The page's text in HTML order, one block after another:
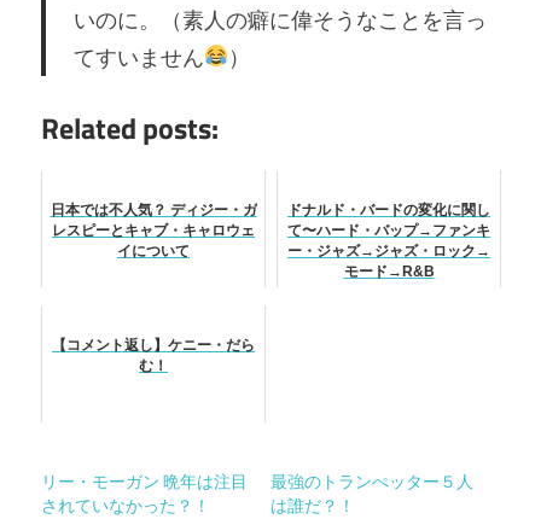
いのに。（素人の癖に偉そうなことを言っ
てすいません
）
Related posts:
日本では不人気？ ディジー・ガ
レスピーとキャブ・キャロウェ
イについて
ドナルド・バードの変化に関し
て〜ハード・バップ→ファンキ
ー・ジャズ→ジャズ・ロック→
モード→R&B
【コメント返し】ケニー・だら
む！
リー・モーガン 晩年は注目
されていなかった？！
最強のトランぺッター５人
は誰だ？！